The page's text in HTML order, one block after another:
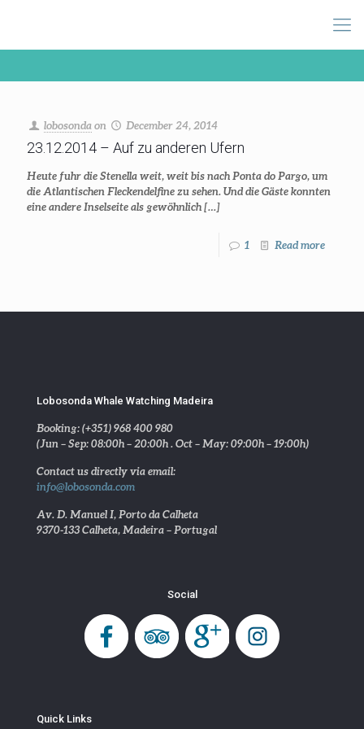
lobosonda on December 24, 2014
23.12.2014 – Auf zu anderen Ufern
Heute fuhr die Stenella weit, weit bis nach Ponta do Pargo, um
die Atlantischen Fleckendelfine zu sehen. Und die Gäste konnten
eine andere Inselseite als gewöhnlich[…]
1 Read more
Lobosonda Whale Watching Madeira
Booking: (+351) 968 400 980
(Jun – Sep: 08:00h – 20:00h . Oct – May: 09:00h – 19:00h)
Contact us directly via email:
info@lobosonda.com
Av. D. Manuel I, Porto da Calheta
9370-133 Calheta, Madeira – Portugal
Social
Quick Links